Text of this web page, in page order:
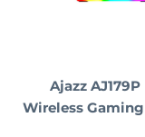
Ajazz AJ179P
Wireless